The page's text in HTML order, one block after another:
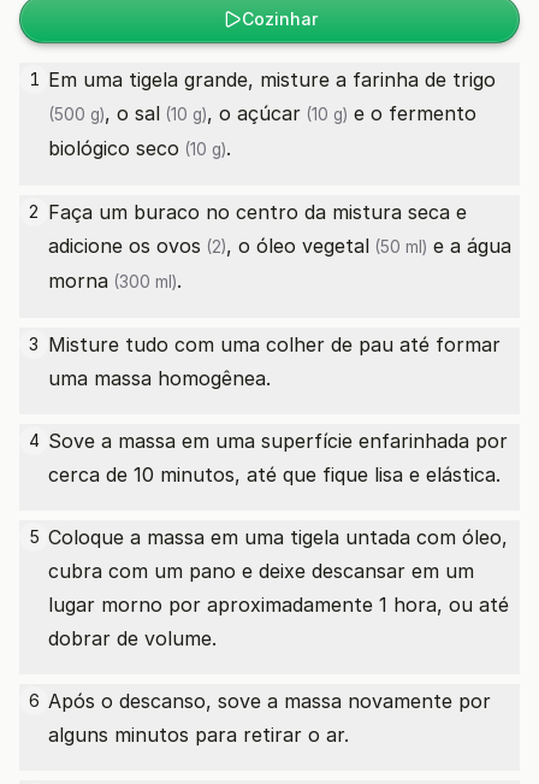
Cozinhar
1 Em uma tigela grande, misture a farinha de trigo
(500 g), o sal (10 g), o açúcar (10 g) e o fermento
biológico seco (10 g).
2 Faça um buraco no centro da mistura seca e
adicione os ovos (2), o óleo vegetal (50 ml) e a água
morna (300 ml).
3 Misture tudo com uma colher de pau até formar
uma massa homogênea.
4 Sove a massa em uma superfície enfarinhada por
cerca de 10 minutos, até que fique lisa e elástica.
5 Coloque a massa em uma tigela untada com óleo,
cubra com um pano e deixe descansar em um
lugar morno por aproximadamente 1 hora, ou até
dobrar de volume.
6 Após o descanso, sove a massa novamente por
alguns minutos para retirar o ar.